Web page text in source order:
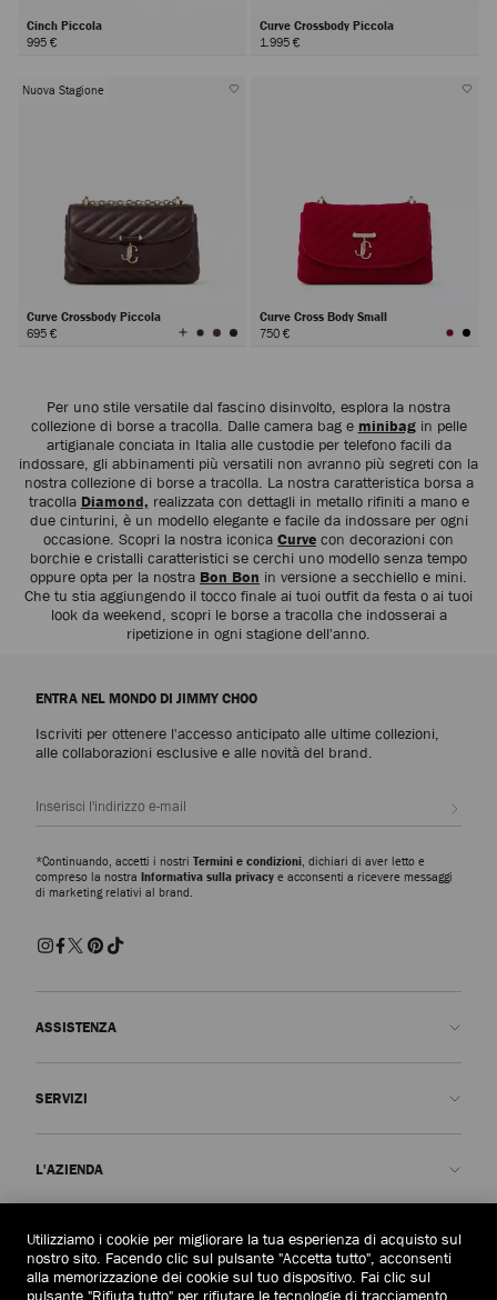
Cinch Piccola
995 €
Curve Crossbody Piccola
1.995 €
Nuova Stagione
Curve Crossbody Piccola
695 €
Visualizza
tutti
Curve Cross Body Small
750 €
Per uno stile versatile dal fascino disinvolto, esplora la nostra
collezione di borse a tracolla. Dalle camera bag e minibagin pelle
artigianale conciata in Italia alle custodie per telefono facili da
indossare, gli abbinamenti più versatili non avranno più segreti con la
nostra collezione di borse a tracolla. La nostra caratteristica borsa a
tracolla Diamond, realizzata con dettagli in metallo rifiniti a mano e
due cinturini, è un modello elegante e facile da indossare per ogni
occasione. Scopri la nostra iconica Curve con decorazioni con
borchie e cristalli caratteristici se cerchi uno modello senza tempo
oppure opta per la nostra Bon Bon in versione a secchiello e mini.
Che tu stia aggiungendo il tocco finale ai tuoi outfit da festa o ai tuoi
look da weekend, scopri le borse a tracolla che indosserai a
ripetizione in ogni stagione dell'anno.
ENTRA NEL MONDO DI JIMMY CHOO
Iscriviti per ottenere l'accesso anticipato alle ultime collezioni,
alle collaborazioni esclusive e alle novità del brand.
*Continuando, accetti i nostri Termini e condizioni, dichiari di aver letto e
compreso la nostra Informativa sulla privacy e acconsenti a ricevere messaggi
di marketing relativi al brand.
ASSISTENZA
Consegna
Resi e cambi
SERVIZI
Garanzia
L'AZIENDA
La Nostra Storia
JC World
AREA LEGALE
Informativa sulla privacy
Utilizziamo i cookie per migliorare la tua esperienza di acquisto sul
nostro sito. Facendo clic sul pulsante "Accetta tutto", acconsenti
alla memorizzazione dei cookie sul tuo dispositivo. Fai clic sul
pulsante "Rifiuta tutto" per rifiutare le tecnologie di tracciamento